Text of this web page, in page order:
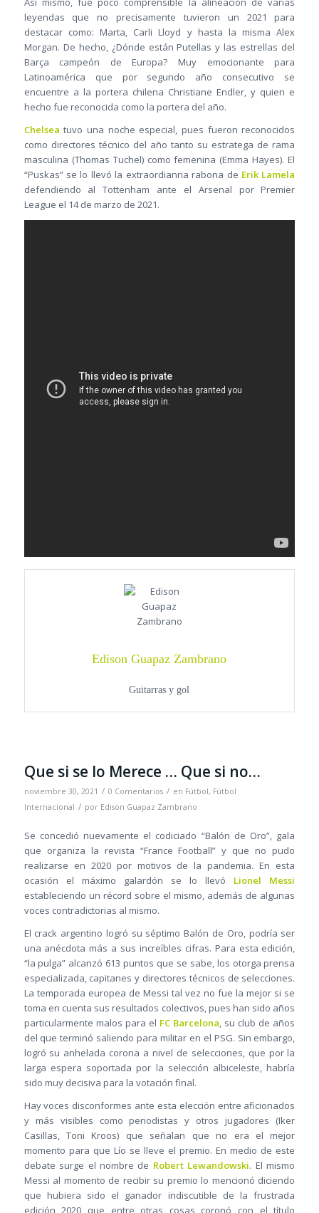
leyendas que no precisamente tuvieron un 2021 para
destacar como: Marta, Carli Lloyd y hasta la misma Alex
Morgan. De hecho, ¿Dónde están Putellas y las estrellas del
Barça campeón de Europa? Muy emocionante para
Latinoamérica que por segundo año consecutivo se
encuentre a la portera chilena Christiane Endler, y quien e
hecho fue reconocida como la portera del año.
Chelsea tuvo una noche especial, pues fueron reconocidos
como directores técnico del año tanto su estratega de rama
masculina (Thomas Tuchel) como femenina (Emma Hayes). El
“Puskas” se lo llevó la extraordianria rabona de Erik Lamela
defendiendo al Tottenham ante el Arsenal por Premier
League el 14 de marzo de 2021.
Edison Guapaz Zambrano
Guitarras y gol
Que si se lo Merece … Que si no…
noviembre 30, 2021 / 0 Comentarios / en Fútbol, Fútbol
Internacional / por Edison Guapaz Zambrano
Se concedió nuevamente el codiciado “Balón de Oro”, gala
que organiza la revista “France Football” y que no pudo
realizarse en 2020 por motivos de la pandemia. En esta
ocasión el máximo galardón se lo llevó Lionel Messi
estableciendo un récord sobre el mismo, además de algunas
voces contradictorias al mismo.
El crack argentino logró su séptimo Balón de Oro, podría ser
una anécdota más a sus increíbles cifras. Para esta edición,
“la pulga” alcanzó 613 puntos que se sabe, los otorga prensa
especializada, capitanes y directores técnicos de selecciones.
La temporada europea de Messi tal vez no fue la mejor si se
toma en cuenta sus resultados colectivos, pues han sido años
particularmente malos para el FC Barcelona, su club de años
del que terminó saliendo para militar en el PSG. Sin embargo,
logró su anhelada corona a nivel de selecciones, que por la
larga espera soportada por la selección albiceleste, habría
sido muy decisiva para la votación final.
Hay voces disconformes ante esta elección entre aficionados
y más visibles como periodistas y otros jugadores (Iker
Casillas, Toni Kroos) que señalan que no era el mejor
momento para que Lío se lleve el premio. En medio de este
debate surge el nombre de Robert Lewandowski. El mismo
Messi al momento de recibir su premio lo mencionó diciendo
que hubiera sido el ganador indiscutible de la frustrada
edición 2020 que entre otras cosas coronó con el título